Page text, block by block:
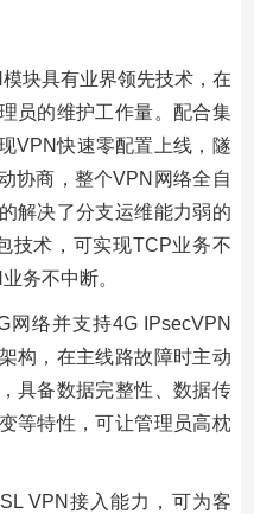
块具有业界领先技术，在
员的维护工作量。配合集
VPN快速零配置上线，隧
协商，整个VPN网络全自
解决了分支运维能力弱的
技术，可实现TCP业务不
务不中断。
网络并支持4G IPsecVPN
构，在主线路故障时主动
具备数据完整性、数据传
等特性，可让管理员高枕
VPN接入能力，可为客